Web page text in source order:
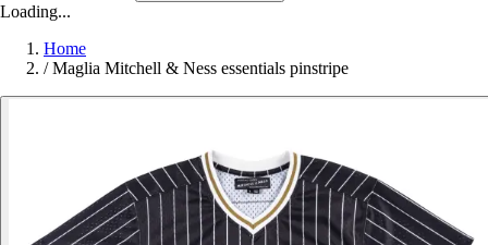
Loading...
Home
/ Maglia Mitchell & Ness essentials pinstripe